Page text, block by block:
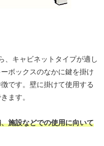
、キャビネットタイプが適し
ボックスのなかに鍵を掛け
です。壁に掛けて使用する
ます。
施設などでの使用に向いて